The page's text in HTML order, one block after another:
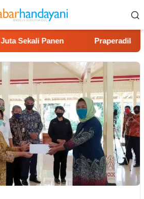
Panen Praperadilan Raudi